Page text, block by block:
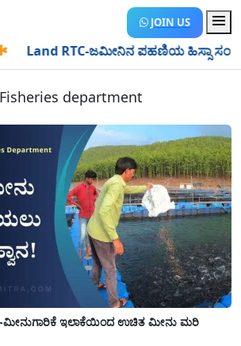
JOIN US
RTC-ಜಮೀನಿನ ಪಹಣಿಯ ಹಿಸ್ಸಾ ಸಂಖ್ಯೆ
department
ಮೀನುಗಾರಿಕೆ ಇಲಾಕೆಯಿಂದ ಉಚಿತ ಮೀನು ಮರಿ